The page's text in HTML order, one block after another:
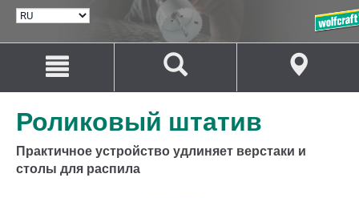
ВЫБРАТЬ
Перейти
содержанию
Перейти
навигации
Роликовый штатив
Практичное устройство удлиняет верстаки и
столы для распила